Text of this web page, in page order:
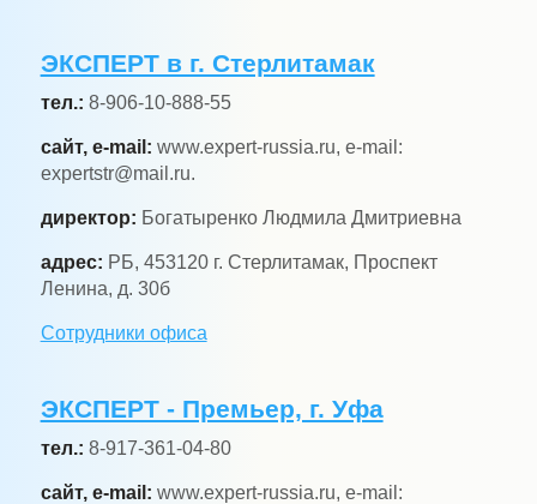
ЭКСПЕРТ в г. Стерлитамак
тел.: 8-906-10-888-55
сайт, e-mail: www.expert-russia.ru, e-mail:
expertstr@mail.ru.
директор: Богатыренко Людмила Дмитриевна
адрес: РБ, 453120 г. Стерлитамак, Проспект
Ленина, д. 30б
Сотрудники офиса
ЭКСПЕРТ - Премьер, г. Уфа
тел.: 8-917-361-04-80
сайт, e-mail: www.expert-russia.ru, e-mail: